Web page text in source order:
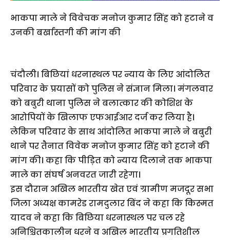
भाकपा माले ने विवेचक मनोज कुमार सिंह को हटाने व
उनकी बर्खास्तगी की मांग की
चंदौली। बिछियां धरनास्थल पर न्याय के लिए आंदोलित
परिवार के प्रयासों को पुलिस ने संज्ञान मिला। मंगलवार
को बबुरी थाना पुलिस ने बलात्कार की कोशिश के
आरोपियों के खिलाफ एफआईआर दर्ज कर लिया है।
लेकिन परिवार के साथ आंदोलित भाकपा माले ने बबुरी
थाने पर तैनात विवेक मनोज कुमार सिंह को हटाने की
मांग की। कहा कि पीड़ित को न्याय दिलाने तक भाकपा
माले का संघर्ष अनवरत जारी रहेगा।
इस दौरान अखिल भारतीय खेत एवं ग्रामीण मजदूर सभा
जिला अध्यक्ष कामरेड रामदुलार बिंद ने कहा कि किस्मत
यादव ने कहा कि बिछिया धरनास्थल पर चल रहे
अनिश्चितकालीन धरने व अखिल भारतीय प्रगतिशील